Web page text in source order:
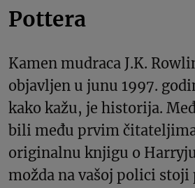
Pottera
Kamen mudraca J.K.
objavljen u junu 1997.
kako kažu, je historija.
bili među prvim
originalnu knjigu o
možda na vašoj polici stoji